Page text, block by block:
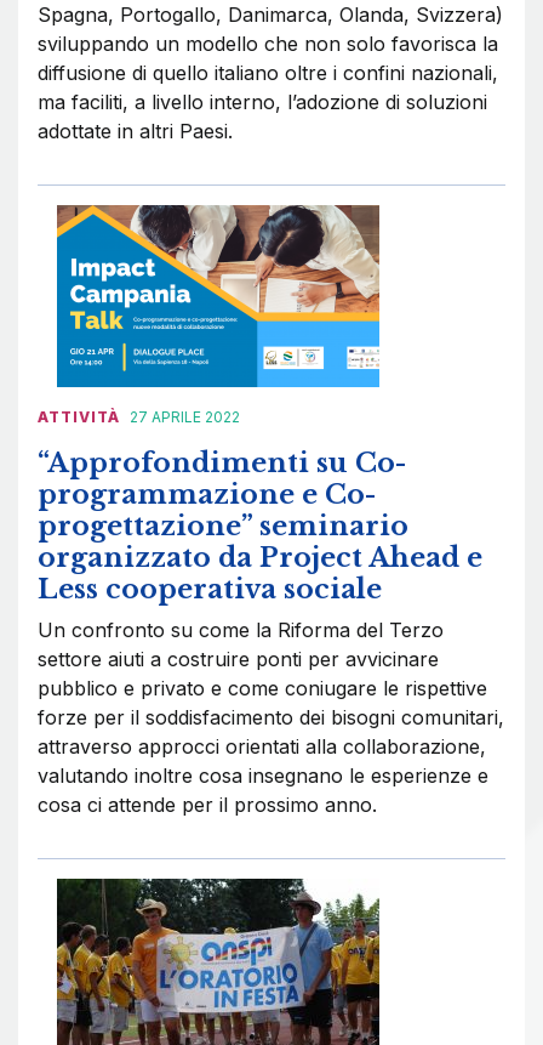
Spagna, Portogallo, Danimarca, Olanda, Svizzera)
sviluppando un modello che non solo favorisca la
diffusione di quello italiano oltre i confini nazionali,
ma faciliti, a livello interno, l’adozione di soluzioni
adottate in altri Paesi.
ATTIVITÀ 27 APRILE 2022
“Approfondimenti su Co-
programmazione e Co-
progettazione” seminario
organizzato da Project Ahead e
Less cooperativa sociale
Un confronto su come la Riforma del Terzo
settore aiuti a costruire ponti per avvicinare
pubblico e privato e come coniugare le rispettive
forze per il soddisfacimento dei bisogni comunitari,
attraverso approcci orientati alla collaborazione,
valutando inoltre cosa insegnano le esperienze e
cosa ci attende per il prossimo anno.